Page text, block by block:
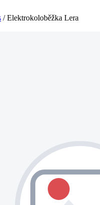
/ Elektrokoloběžka Lera